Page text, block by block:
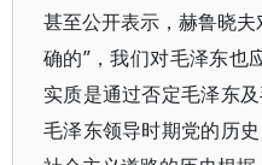
甚至公开表示，赫鲁晓
确的”，我们对毛泽东也
实质是通过否定毛泽东
毛泽东领导时期党的历